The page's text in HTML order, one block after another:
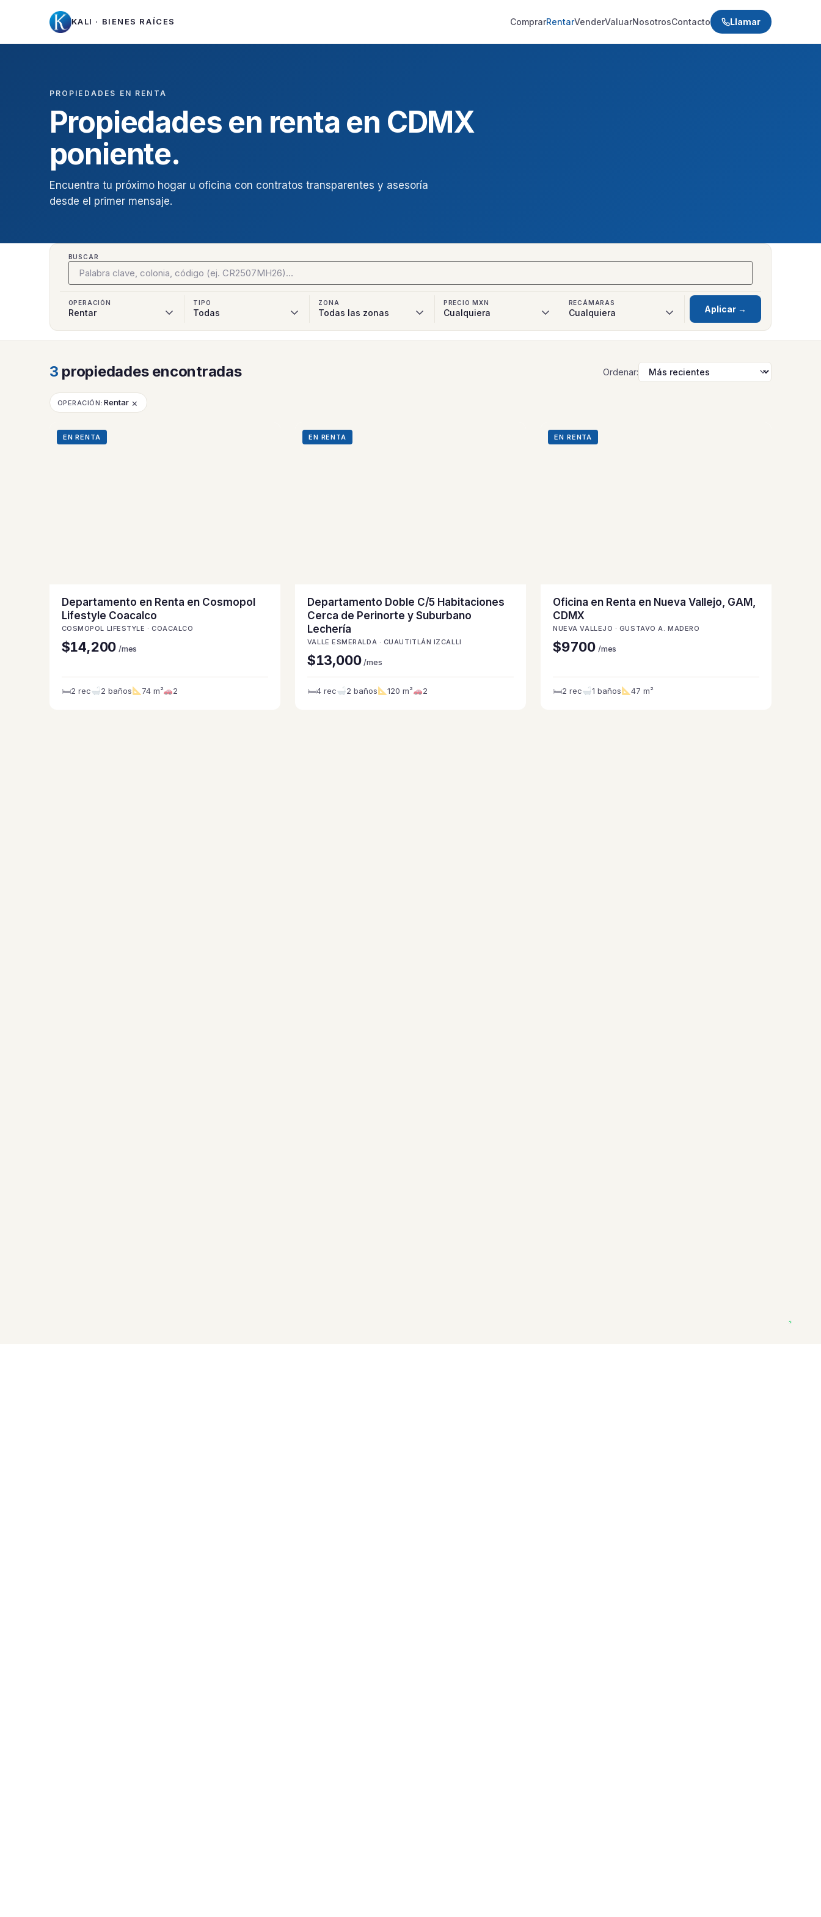
KALI · BIENES RAÍCES ComprarRentarVenderValuarNosotrosContacto Llamar
PROPIEDADES EN RENTA
Propiedades en renta en CDMX
poniente.
Encuentra tu próximo hogar u oficina con contratos transparentes y asesoría
desde el primer mensaje.
BUSCAR
OPERACIÓN TIPO ZONA PRECIO MXN RECÁMARAS
Aplicar →
3 propiedades encontradas Ordenar:
OPERACIÓN: Rentar ×
EN RENTA
Departamento en Renta en Cosmopol
Lifestyle Coacalco
COSMOPOL LIFESTYLE · COACALCO
$14,200 /mes
🛏2 rec 2 baños 74 m² 2
EN RENTA
Departamento Doble C/5 Habitaciones
Cerca de Perinorte y Suburbano
Lechería
VALLE ESMERALDA · CUAUTITLÁN IZCALLI
$13,000 /mes
🛏4 rec 2 baños 120 m² 2
EN RENTA
Oficina en Renta en Nueva Vallejo, GAM,
CDMX
NUEVA VALLEJO · GUSTAVO A. MADERO
$9700 /mes
🛏2 rec 1 baños 47 m²